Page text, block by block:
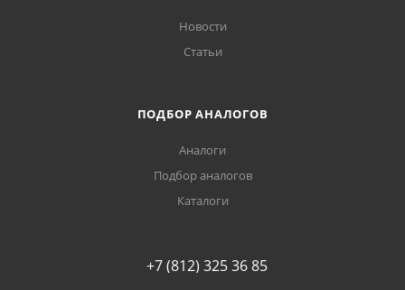
Новости
Статьи
ПОДБОР АНАЛОГОВ
Аналоги
Подбор аналогов
Каталоги
+7 (812) 325 36 85